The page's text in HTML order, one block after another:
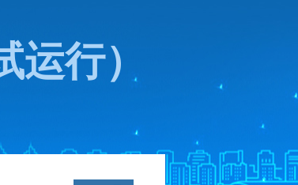
行）